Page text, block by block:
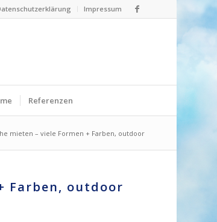
Impressum
Referenzen
mieten – viele Formen + Farben, outdoor
Farben, outdoor